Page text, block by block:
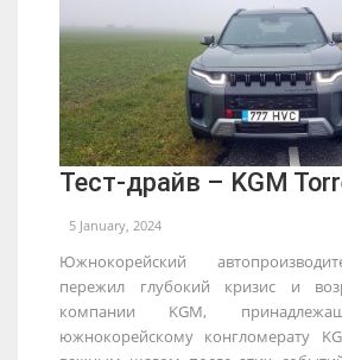
Тест-драйв – KGM
5 January, 2024
Южнокорейский
пережил глубокий кризис и
компании KGM,
южнокорейскому конгломерату